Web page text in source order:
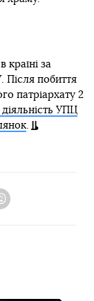
країні за
Після побиття
патріархату 2
УПЦ
.
Viber